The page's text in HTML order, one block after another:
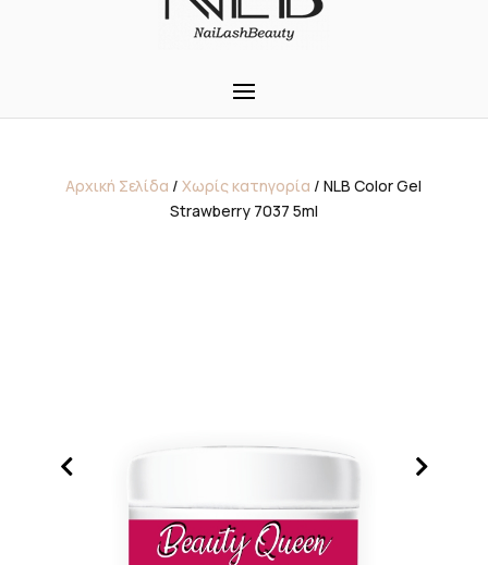
Αρχική Σελίδα /Χωρίς κατηγορία / NLB Color Gel
Strawberry 7037 5ml